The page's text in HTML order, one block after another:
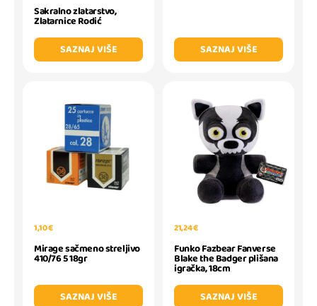
Sakralno zlatarstvo,
Zlatarnice Rodić
SAZNAJ VIŠE
SAZNAJ VIŠE
1,10 €
Mirage sačmeno streljivo
410/76 5 18gr
SAZNAJ VIŠE
21,24 €
Funko Fazbear Fanverse
Blake the Badger plišana
igračka, 18cm
SAZNAJ VIŠE